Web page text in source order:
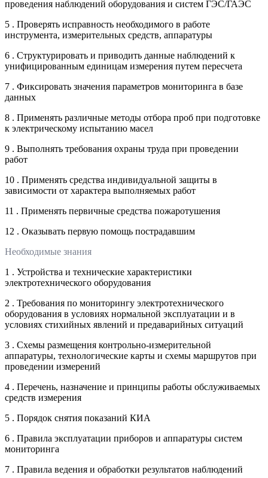
проведения наблюдений оборудования и систем ГЭС/ГАЭС
5 . Проверять исправность необходимого в работе
инструмента, измерительных средств, аппаратуры
6 . Структурировать и приводить данные наблюдений к
унифицированным единицам измерения путем пересчета
7 . Фиксировать значения параметров мониторинга в базе
данных
8 . Применять различные методы отбора проб при подготовке
к электрическому испытанию масел
9 . Выполнять требования охраны труда при проведении
работ
10 . Применять средства индивидуальной защиты в
зависимости от характера выполняемых работ
11 . Применять первичные средства пожаротушения
12 . Оказывать первую помощь пострадавшим
Необходимые знания
1 . Устройства и технические характеристики
электротехнического оборудования
2 . Требования по мониторингу электротехнического
оборудования в условиях нормальной эксплуатации и в
условиях стихийных явлений и предаварийных ситуаций
3 . Схемы размещения контрольно-измерительной
аппаратуры, технологические карты и схемы маршрутов при
проведении измерений
4 . Перечень, назначение и принципы работы обслуживаемых
средств измерения
5 . Порядок снятия показаний КИА
6 . Правила эксплуатации приборов и аппаратуры систем
мониторинга
7 . Правила ведения и обработки результатов наблюдений